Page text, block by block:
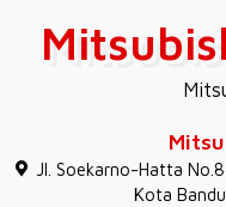
JI. Soekarno-Hatta
Kota